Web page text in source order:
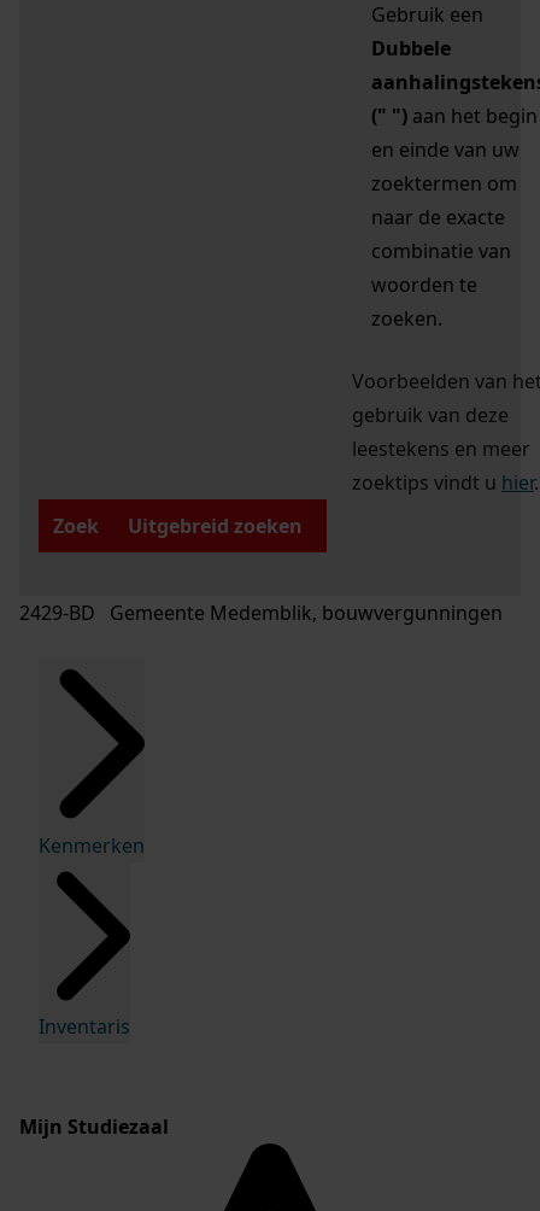
Gebruik een
Dubbele
(" ") aan het begin
en einde van uw
zoektermen om
naar de exacte
combinatie van
woorden te
zoeken.
Voorbeelden van
gebruik van deze
leestekens en meer
zoektips vindt u hier.
Zoek
Uitgebreid zoeken
2429-BD Gemeente Medemblik, bouwvergunningen
Kenmerken
Inventaris
Mijn Studiezaal